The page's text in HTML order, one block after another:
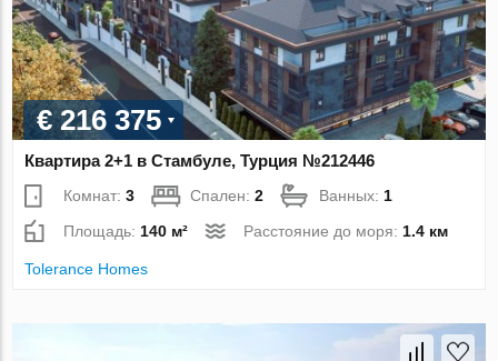
€ 216 375
Квартира 2+1 в Стамбуле, Турция №212446
Комнат:3 Спален:2 Ванных: 1
Площадь: 140 м² Расстояние до моря: 1.4 км
Tolerance Homes